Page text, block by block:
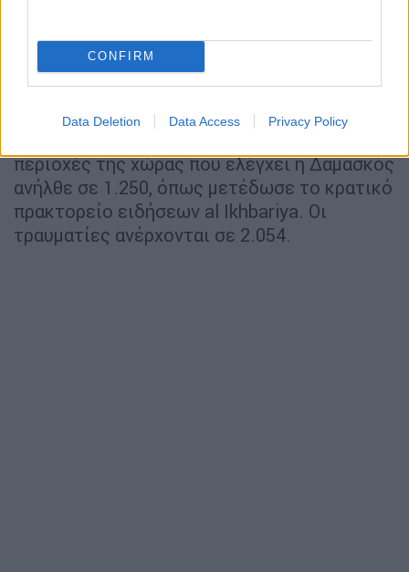
CONFIRM
Data Deletion Data Access Privacy Policy
περισσότερεςαπό 50 ώρες μετά τον
σεισμό”, επεσήμανε η οργάνωση.
Στο μεταξύ τουπουργείο Υγείας της Συρίας
περιοχές της χώρας που ελέγχει η Δαμασκός
ανήλθε σε 1.250, όπως μετέδωσε το κρατικό
πρακτορείο ειδήσεων al Ikhbariya. Οι
τραυματίες ανέρχονται σε 2.054.